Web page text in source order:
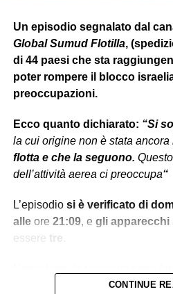
Un episodio segnalato dal
Global Sumud Flotilla,
di 44 paesi che sta
poter rompere il blocco
preoccupazioni.
Ecco quanto dichiarato: “Si
la cui origine non è stata ancora
flotta e che la seguono.
dell’attività aerea ci preoccupa“
L’episodiosi è verificato di
alleore 21:09, e gli apparecchi
essere tre
l’attivistabrasiliano
CONTINUE